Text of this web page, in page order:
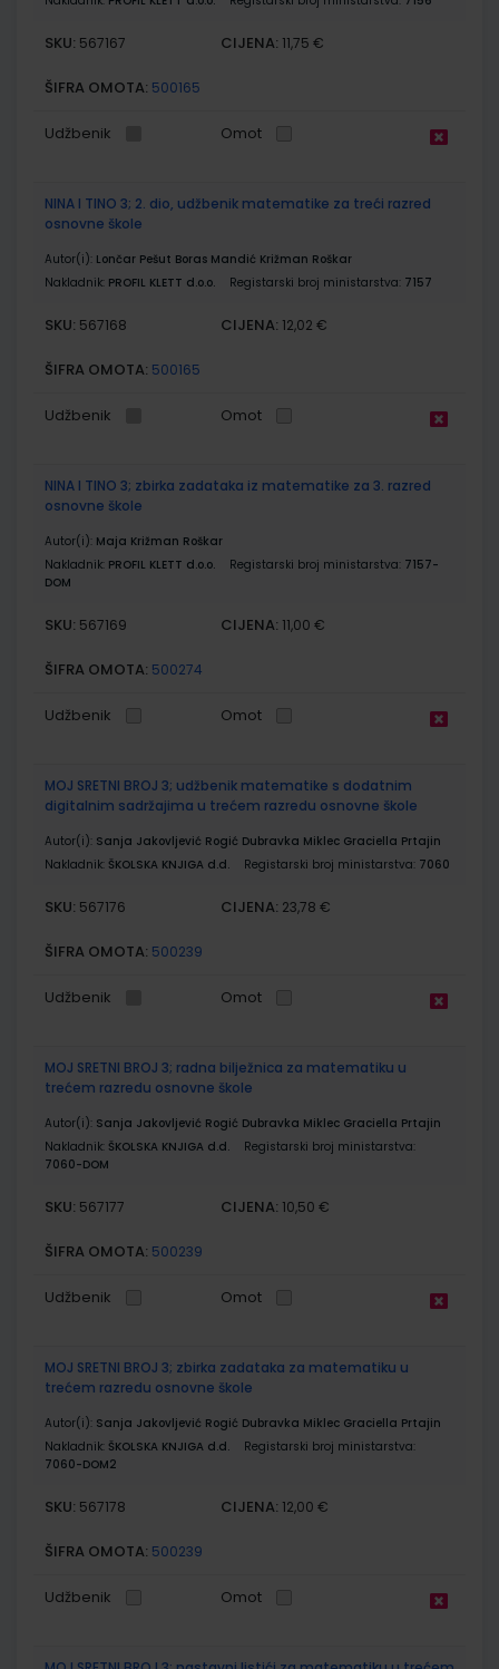
SKU: 567167 CIJENA: 11,75 €
ŠIFRA OMOTA: 500165
Udžbenik Omot
NINA I TINO 3; 2. dio, udžbenik matematike za treći razred
osnovne škole
Autor(i): Lončar Pešut Boras Mandić Križman Roškar
Nakladnik: PROFIL KLETT d.o.o. Registarski broj ministarstva: 7157
SKU: 567168 CIJENA: 12,02 €
ŠIFRA OMOTA: 500165
Udžbenik Omot
NINA I TINO 3; zbirka zadataka iz matematike za 3. razred
osnovne škole
Autor(i): Maja Križman Roškar
Nakladnik: PROFIL KLETT d.o.o. Registarski broj ministarstva: 7157-
DOM
SKU: 567169 CIJENA: 11,00 €
ŠIFRA OMOTA: 500274
Udžbenik Omot
MOJ SRETNI BROJ 3; udžbenik matematike s dodatnim
digitalnim sadržajima u trećem razredu osnovne škole
Autor(i): Sanja Jakovljević Rogić Dubravka Miklec Graciella Prtajin
Nakladnik: ŠKOLSKA KNJIGA d.d. Registarski broj ministarstva: 7060
SKU: 567176 CIJENA: 23,78 €
ŠIFRA OMOTA: 500239
Udžbenik Omot
MOJ SRETNI BROJ 3; radna bilježnica za matematiku u
trećem razredu osnovne škole
Autor(i): Sanja Jakovljević Rogić Dubravka Miklec Graciella Prtajin
Nakladnik: ŠKOLSKA KNJIGA d.d.
Registarski broj ministarstva:
7060-DOM
SKU: 567177 CIJENA: 10,50 €
ŠIFRA OMOTA: 500239
Udžbenik Omot
MOJ SRETNI BROJ 3; zbirka zadataka za matematiku u
trećem razredu osnovne škole
Autor(i): Sanja Jakovljević Rogić Dubravka Miklec Graciella Prtajin
Nakladnik: ŠKOLSKA KNJIGA d.d.
Registarski broj ministarstva:
7060-DOM2
SKU: 567178 CIJENA: 12,00 €
ŠIFRA OMOTA: 500239
Udžbenik Omot